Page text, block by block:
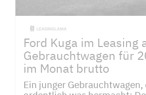
Ford Kuga im Leasing
Gebrauchtwagen für
im Monat brutto
Ein junger Gebrauchtwagen,